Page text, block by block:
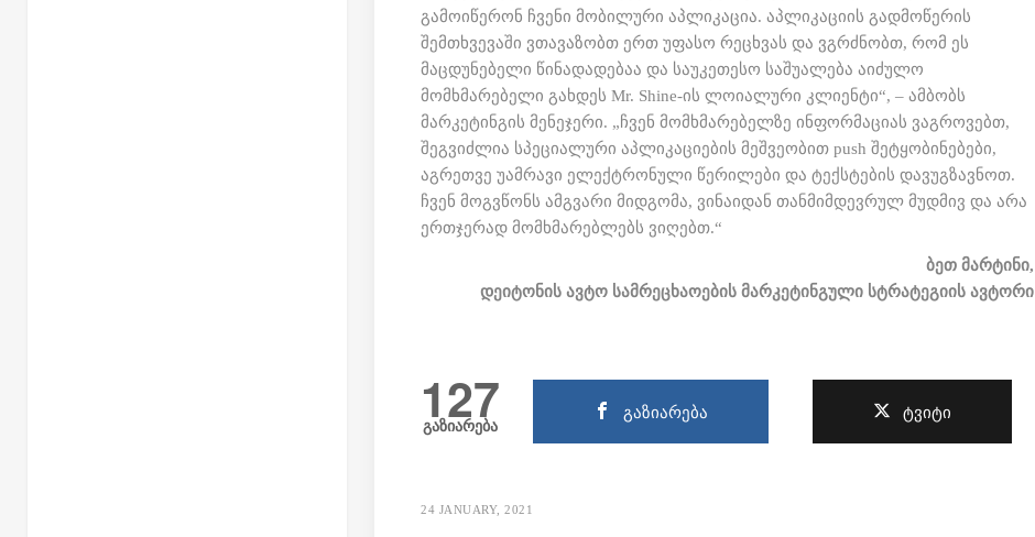
გამოიწერონ ჩვენი მობილური აპლიკაცია. აპლიკაციის გადმოწერის
შემთხვევაში ვთავაზობთ ერთ უფასო რეცხვას და ვგრძნობთ, რომ ეს
მაცდუნებელი წინადადებაა და საუკეთესო საშუალება აიძულო
მომხმარებელი გახდეს Mr. Shine-ის ლოიალური კლიენტი“, – ამბობს
მარკეტინგის მენეჯერი. „ჩვენ მომხმარებელზე ინფორმაციას ვაგროვებთ,
შეგვიძლია სპეციალური აპლიკაციების მეშვეობით push შეტყობინებები,
აგრეთვე უამრავი ელექტრონული წერილები და ტექსტების დავუგზავნოთ.
ჩვენ მოგვწონს ამგვარი მიდგომა, ვინაიდან თანმიმდევრულ მუდმივ და არა
ერთჯერად მომხმარებლებს ვიღებთ.“
ბეთ მარტინი,
დეიტონის ავტო სამრეცხაოების მარკეტინგული სტრატეგიის ავტორი
127
გაზიარება
გაზიარება ტვიტი
24 JANUARY, 2021